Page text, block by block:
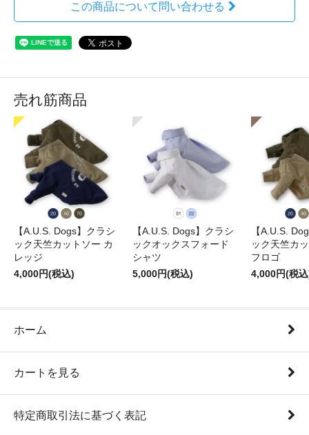
この商品について問い合わせる
売れ筋商品
【A.U.S. Dogs】クラシ
ック天竺カットソー カ
レッジ
4,000円(税込)
【A.U.S. Dogs】クラシ
ックオックスフォード
シャツ
5,000円(税込)
【A.U.S.
ック天竺カ
フロゴ
4,000円(税
ホーム
カートを見る
特定商取引法に基づく表記